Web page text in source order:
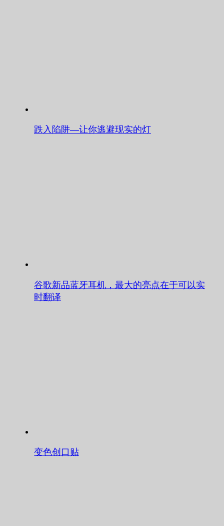
跌入陷阱—让你逃避现实的灯
谷歌新品蓝牙耳机，最大的亮点在于可以实
时翻译
变色创口贴